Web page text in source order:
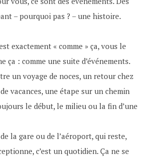
– pourquoi pas ? – une histoire.
exactement « comme » ça, vous le
ça : comme une suite d’événements.
un voyage de noces, un retour chez
vacances, une étape sur un chemin
le début, le milieu ou la fin d’une
la gare ou de l’aéroport, qui reste,
c’est un quotidien. Ça ne se